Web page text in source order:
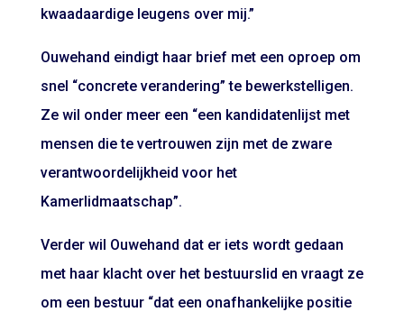
kwaadaardige leugens over mij.”
Ouwehand eindigt haar brief met een oproep om
snel “concrete verandering” te bewerkstelligen.
Ze wil onder meer een “een kandidatenlijst met
mensen die te vertrouwen zijn met de zware
verantwoordelijkheid voor het
Kamerlidmaatschap”.
Verder wil Ouwehand dat er iets wordt gedaan
met haar klacht over het bestuurslid en vraagt ze
om een bestuur “dat een onafhankelijke positie